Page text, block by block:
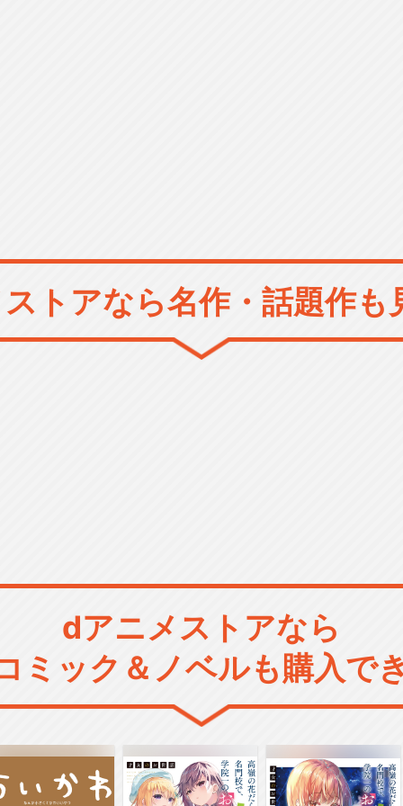
トアなら名作・話題作も
dアニメストアなら
ミック＆ノベルも購入で